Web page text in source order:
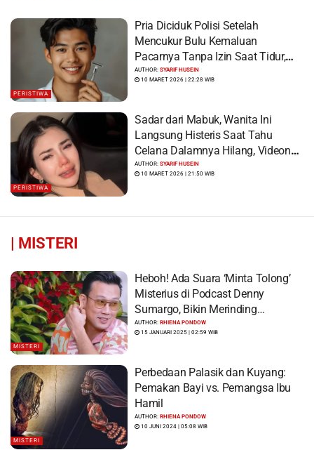
PERISTIWA
Pria Diciduk Polisi Setelah
Mencukur Bulu Kemaluan
Pacarnya Tanpa Izin Saat Tidur,
Korban Syok Saat Terbangun
AUTHOR:SYARIF HUSEIN
10 MARET 2026 | 22:28 WIB
PERISTIWA
Sadar dari Mabuk, Wanita Ini
Langsung Histeris Saat Tahu
Celana Dalamnya Hilang, Videonya
Viral
AUTHOR:SYARIF HUSEIN
10 MARET 2026 | 21:50 WIB
| MISTERI
MISTERI
Heboh! Ada Suara ‘Minta Tolong’
Misterius di Podcast Denny
Sumargo, Bikin Merinding…
AUTHOR:RHIENA PONDOW
15 JANUARI 2025 | 02:59 WIB
MISTERI
Perbedaan Palasik dan Kuyang:
Pemakan Bayi vs. Pemangsa Ibu
Hamil
AUTHOR:RHIENA PONDOW
10 JUNI 2024 | 05:08 WIB